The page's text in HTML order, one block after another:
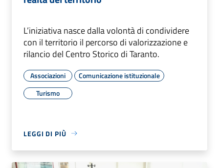
L’iniziativa nasce dalla volontà di condividere
con il territorio il percorso di valorizzazione e
rilancio del Centro Storico di Taranto.
Associazioni
Comunicazione istituzionale
Turismo
LEGGI DI PIÙ